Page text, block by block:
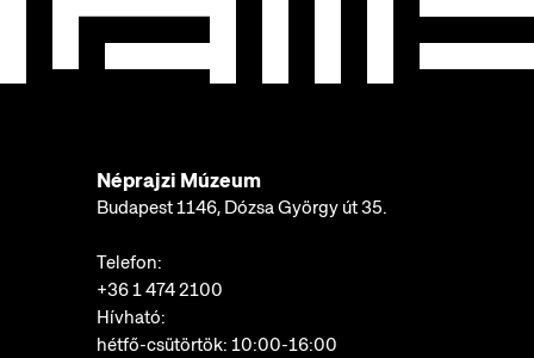
Néprajzi Múzeum
Budapest 1146, Dózsa György út 35.
Telefon:
+36 1 474 2100
Hívható:
hétfő-csütörtök: 10:00-16:00